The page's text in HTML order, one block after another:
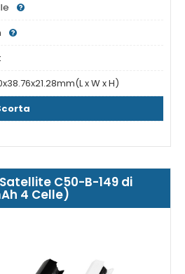
x W x H)
C50-B-149 di
4 Celle)